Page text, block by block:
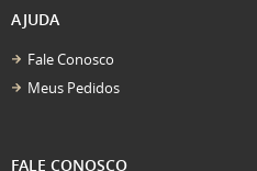
AJUDA
Fale Conosco
Meus Pedidos
FALE CONOSCO